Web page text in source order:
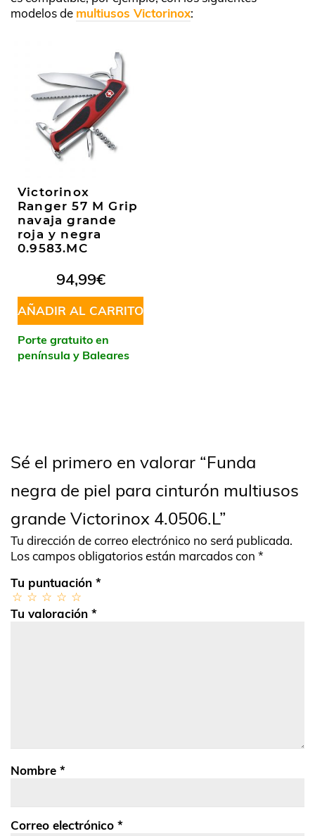
modelos de multiusos Victorinox:
Victorinox
Ranger 57 M Grip
navaja grande
roja y negra
0.9583.MC
94,99€
AÑADIR AL CARRITO
Porte gratuito en
península y Baleares
Sé el primero en valorar “Funda
negra de piel para cinturón multiusos
grande Victorinox 4.0506.L”
Tu dirección de correo electrónico no será publicada.
Los campos obligatorios están marcados con *
Tu puntuación *
Tu valoración *
Nombre *
Correo electrónico *